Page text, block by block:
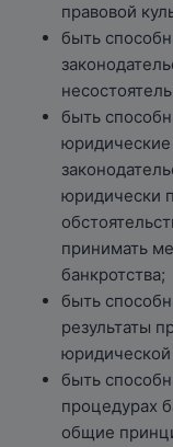
правовой
быть
быть
юридические
юридически
принимать
банкротства;
быть
результаты
быть
процедурах
общие